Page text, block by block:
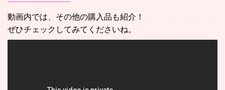
動画内では、その他の購入品も紹介！
ぜひチェックしてみてくださいね。